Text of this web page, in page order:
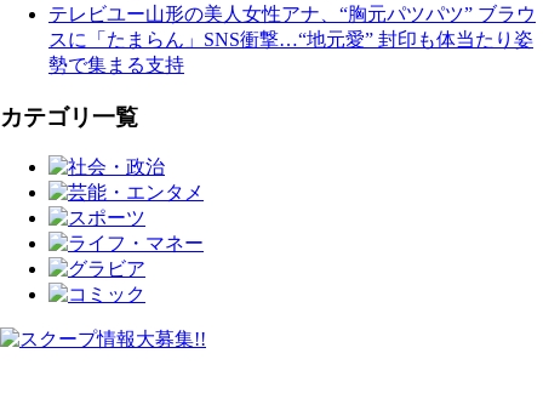
テレビユー山形の美人女性アナ、“胸元パツパツ” ブラウ
スに「たまらん」SNS衝撃…“地元愛” 封印も体当たり姿
勢で集まる支持
カテゴリ一覧